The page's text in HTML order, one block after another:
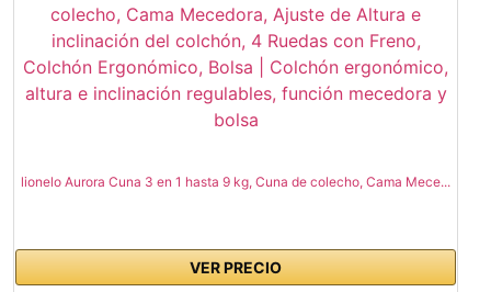
lionelo Aurora Cuna 3 en 1 hasta 9 kg, Cuna de colecho, Cama Mece...
VER PRECIO